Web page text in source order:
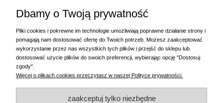
ul. Starogardzka 77 (wjazd od ul. Plażowej)
+48 58 770 31 80
- centrala
+48 58 770 31 83- wyceny i drukowanie etykiet
Dbamy o Twoją prywatność
Pliki cookies i pokrewne im technologie umożliwiają poprawne działanie strony i
pomagają nam dostosować ofertę do Twoich potrzeb. Możesz zaakceptować
wykorzystanie przez nas wszystkich tych plików i przejść do sklepu lub
dostosować użycie plików do swoich preferencji, wybierając opcję "Dostosuj
zgody".
Więcej o plikach cookies przeczytasz w naszej Polityce prywatności.
zaakceptuj tylko niezbędne